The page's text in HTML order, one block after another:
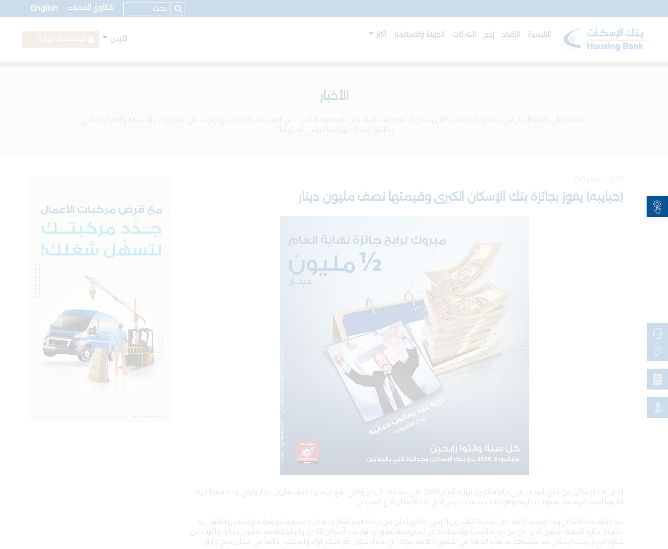
Open toolbar
English شكاوي العملاء
الرئيسية الأفراد إدج الشركات الخزينة والاستثمار أكثر الأردن
الأخبار
نطلعك على كافة الأخبار التي يطلقها البنك من خلال وسائل الإعلام المختلفة لنتيح لكم معرفة المزيد عن المنتجات والخدمات والتعرف على المبادرات والأنشطة والفعاليات التي
يطلقها ويشارك بها البنك والتي قد تهمك.
(حبايبه) يفوز بجائزة بنك الإسكان الكبرى وقيمتها نصف مليون دينار
أعلن بنك الإسكان عن نتائج السحب على جائزته الكبرى نهاية العام 2015 على حسابات التوفير والتي تبلغ قيمتها نصف مليون دينار ولرابح واحد فقط حيث
فاز بها السيد (نزيه عيد يعقوب حبايبه) وهو صاحب حساب توفير لدى بنك الإسكان فرع الفحيص.
حيث قام بنك الإسكان ببث السحب كاملا على شاشة التلفزيون الأردني والذي أعلن من خلاله اسم الفائز و تم أجراء مقابلة مباشرة مع العميل الفائز (نزيه
حبايبه) بجائزة النصف مليون الذي عبّر عن فرحه الشديد والمفاجأة غير المتوقعة لفوزه بجائزة بنك الإسكان الكبرى والبالغة (نصف مليون دينار) ، وأعرب عن
شكره الجزيل لبنك الإسكان لما ستساهم به هذه الجائزة في تحقيق أحلامه مؤكداً أن بنك الإسكان هو البنك الرائد والمتصدر دائماّ في مجال منح جوائز